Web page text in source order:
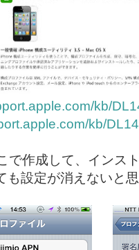
kb/
で作成して、インス